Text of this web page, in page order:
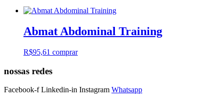
Abmat Abdominal Training
R$95,61 comprar
nossas redes
Facebook-f Linkedin-in Instagram Whatsapp